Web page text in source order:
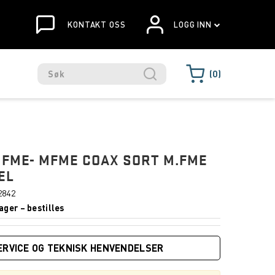
KONTAKT OSS LOGG INN
0
MFME COAX SORT M.FME
– bestilles
OG TEKNISK HENVENDELSER